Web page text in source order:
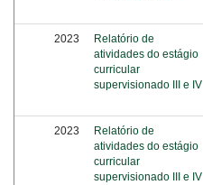
2023
Relatório de
atividades do estágio
curricular
supervisionado III e IV
2023
Relatório de
atividades do estágio
curricular
supervisionado III e IV